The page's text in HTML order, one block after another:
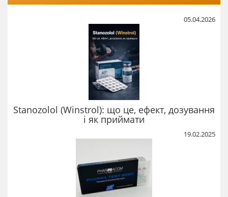
05.04.2026
Stanozolol (Winstrol): що це, ефект, дозування
і як приймати
19.02.2025